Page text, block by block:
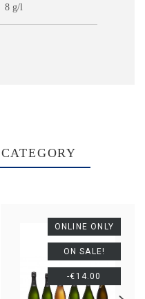
8 g/l
ONLINE ONLY
ON SALE!
-€14.00